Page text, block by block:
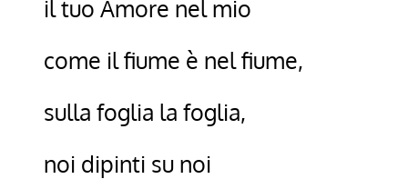
il tuo Amore nel mio
come il fiume è nel fiume,
sulla foglia la foglia,
noi dipinti su noi